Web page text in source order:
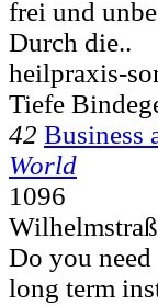
frei und
Durch die..
heilpraxis-
Tiefe
42 Business
World
1096
Do you
long term